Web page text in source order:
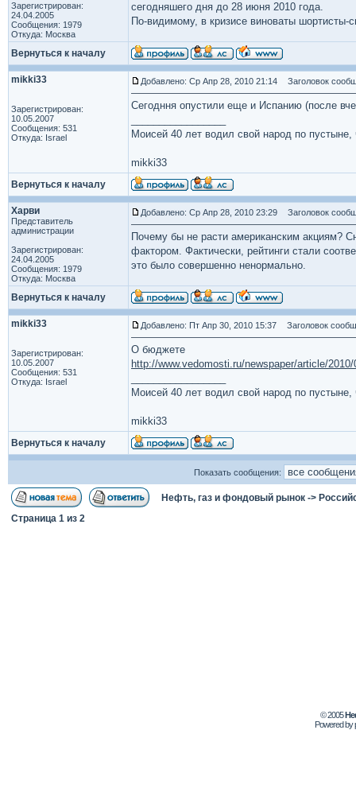
Зарегистрирован:
24.04.2005
Сообщения: 1979
Откуда: Москва
сегодняшего дня до 28 июня 2010 года.
По-видимому, в кризисе виноваты шортисты-
Вернуться к началу
mikki33
Зарегистрирован:
10.05.2007
Сообщения: 531
Откуда: Israel
Добавлено: Ср Апр 28, 2010 21:14 Заголовок
Сегодння опустили еще и Испанию (после
Моисей 40 лет водил свой народ по
mikki33
Вернуться к началу
Харви
Представитель
администрации
Зарегистрирован:
24.04.2005
Сообщения: 1979
Откуда: Москва
Добавлено: Ср Апр 28, 2010 23:29 Заголовок
Почему бы не расти американским акциям?
фактором. Фактически, рейтинги стали
это было совершенно ненормально.
Вернуться к началу
mikki33
Зарегистрирован:
10.05.2007
Сообщения: 531
Откуда: Israel
Добавлено: Пт Апр 30, 2010 15:37 Заголовок
О бюджете
http://www.vedomosti.ru/newspaper/article/
Моисей 40 лет водил свой народ по
mikki33
Вернуться к началу
Показать сообщения:
Нефть, газ и фондовый рынок ->
Страница 1 из 2
© 2005
Powered by